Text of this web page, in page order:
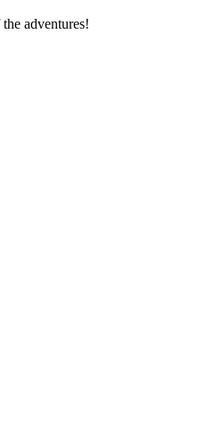
adventures!